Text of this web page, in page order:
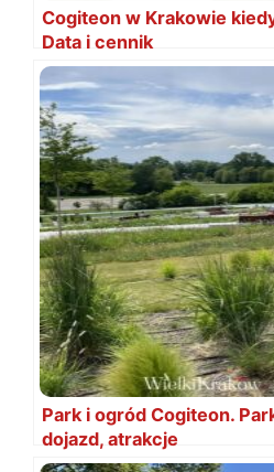
Cogiteon w Krakowie
Data i cennik
Park i ogród Cogiteon.
dojazd, atrakcje